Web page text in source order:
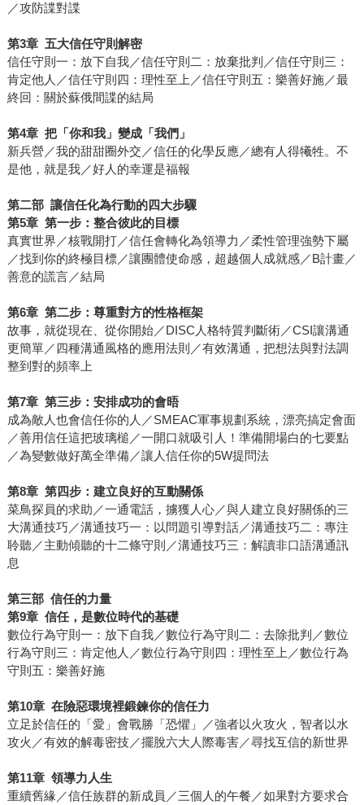
／攻防諜對諜
第3章 五大信任守則解密
信任守則一：放下自我／信任守則二：放棄批判／信任守則三：
肯定他人／信任守則四：理性至上／信任守則五：樂善好施／最
終回：關於蘇俄間諜的結局
第4章 把「你和我」變成「我們」
新兵營／我的甜甜圈外交／信任的化學反應／總有人得犧牲。不
是他，就是我／好人的幸運是福報
第二部 讓信任化為行動的四大步驟
第5章 第一步：整合彼此的目標
真實世界／核戰開打／信任會轉化為領導力／柔性管理強勢下屬
／找到你的終極目標／讓團體使命感，超越個人成就感／B計畫／
善意的謊言／結局
第6章 第二步：尊重對方的性格框架
故事，就從現在、從你開始／DISC人格特質判斷術／CSI讓溝通
更簡單／四種溝通風格的應用法則／有效溝通，把想法與對法調
整到對的頻率上
第7章 第三步：安排成功的會晤
成為敵人也會信任你的人／SMEAC軍事規劃系統，漂亮搞定會面
／善用信任這把玻璃槌／一開口就吸引人！準備開場白的七要點
／為變數做好萬全準備／讓人信任你的5W提問法
第8章 第四步：建立良好的互動關係
菜鳥探員的求助／一通電話，擄獲人心／與人建立良好關係的三
大溝通技巧／溝通技巧一：以問題引導對話／溝通技巧二：專注
聆聽／主動傾聽的十二條守則／溝通技巧三：解讀非口語溝通訊
息
第三部 信任的力量
第9章 信任，是數位時代的基礎
數位行為守則一：放下自我／數位行為守則二：去除批判／數位
行為守則三：肯定他人／數位行為守則四：理性至上／數位行為
守則五：樂善好施
第10章 在險惡環境裡鍛鍊你的信任力
立足於信任的「愛」會戰勝「恐懼」／強者以火攻火，智者以水
攻火／有效的解毒密技／擺脫六大人際毒害／尋找互信的新世界
第11章 領導力人生
重續舊緣／信任族群的新成員／三個人的午餐／如果對方要求合